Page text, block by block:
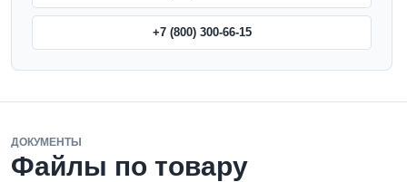
+7 (800) 300-66-15
ДОКУМЕНТЫ
Файлы по товару